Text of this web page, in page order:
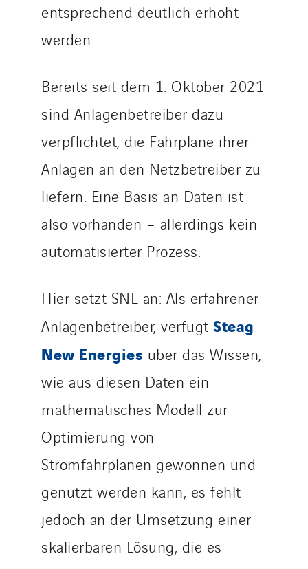
entsprechend deutlich erhöht
werden.
Bereits seit dem 1. Oktober 2021
sind Anlagenbetreiber dazu
verpflichtet, die Fahrpläne ihrer
Anlagen an den Netzbetreiber zu
liefern. Eine Basis an Daten ist
also vorhanden – allerdings kein
automatisierter Prozess.
Hier setzt SNE an: Als erfahrener
Anlagenbetreiber, verfügt Steag
New Energies über das Wissen,
wie aus diesen Daten ein
mathematisches Modell zur
Optimierung von
Stromfahrplänen gewonnen und
genutzt werden kann, es fehlt
jedoch an der Umsetzung einer
skalierbaren Lösung, die es